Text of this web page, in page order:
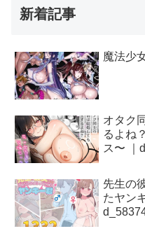
新着記事
魔法少
オタク
るよね
ス〜 ｜
先生の
たヤン